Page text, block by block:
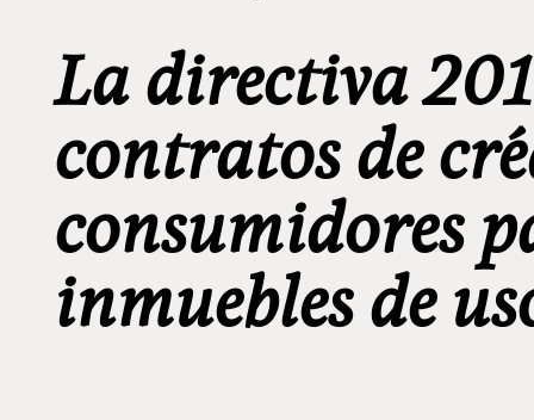
La directiva
contratos de
consumidores
inmuebles de